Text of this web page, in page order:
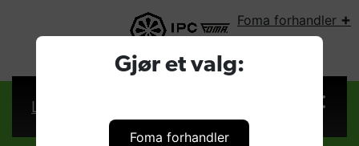
Gjør et valg:
Foma forhandler
Foma forhandler +
VELG LAND:
Logg inn